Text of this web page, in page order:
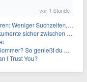
vor 1 Stunde
Suchzeiten, mehr Produktivität
zwischen Instituten verteilen
du Eis & Co. wieder schmerzfrei
I Trust You?